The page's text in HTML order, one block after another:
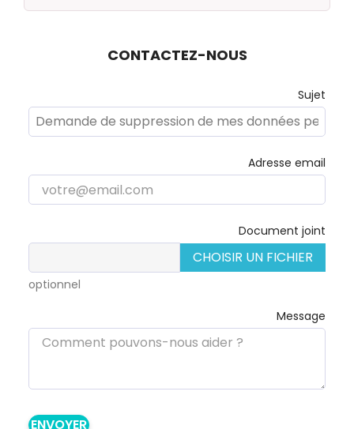
CONTACTEZ-NOUS
Sujet
Adresse email
Document joint
CHOISIR UN FICHIER
optionnel
Message